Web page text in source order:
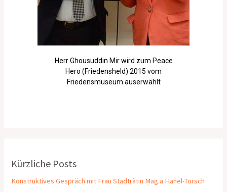
Herr Ghousuddin Mir wird zum Peace
Hero (Friedensheld) 2015 vom
Friedensmuseum auserwählt
Kürzliche Posts
Konstruktives Gespräch mit Frau Stadträtin Mag.a Hanel-Torsch